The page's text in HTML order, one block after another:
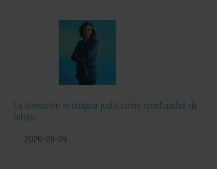
La transición ecológica justa como oportunidad de
futuro
2026-08-04